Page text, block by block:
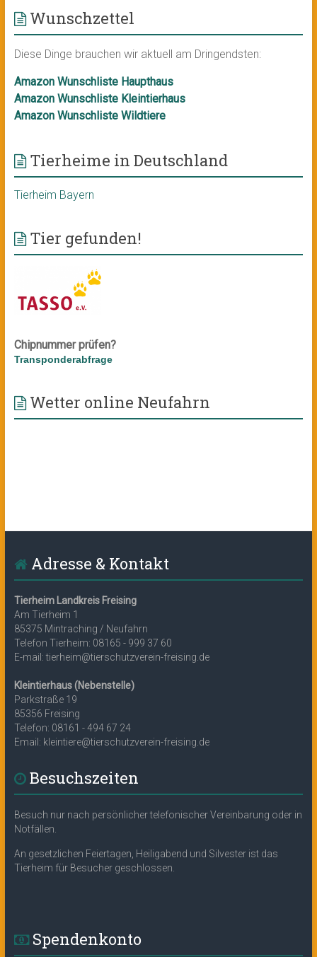
Wunschzettel
Diese Dinge brauchen wir aktuell am Dringendsten:
Amazon Wunschliste Haupthaus
Amazon Wunschliste Kleintierhaus
Amazon Wunschliste Wildtiere
Tierheime in Deutschland
Tierheim Bayern
Tier gefunden!
Chipnummer prüfen?
Transponderabfrage
Wetter online Neufahrn
Adresse & Kontakt
Tierheim Landkreis Freising
Am Tierheim 1
85375 Mintraching / Neufahrn
Telefon Tierheim: 08165 - 999 37 60
E-mail: tierheim@tierschutzverein-freising.de
Kleintierhaus (Nebenstelle)
Parkstraße 19
85356 Freising
Telefon: 08161 - 494 67 24
Email: kleintiere@tierschutzverein-freising.de
Besuchszeiten
Besuch nur nach persönlicher telefonischer Vereinbarung oder in
Notfällen.
An gesetzlichen Feiertagen, Heiligabend und Silvester ist das
Tierheim für Besucher geschlossen.
Spendenkonto